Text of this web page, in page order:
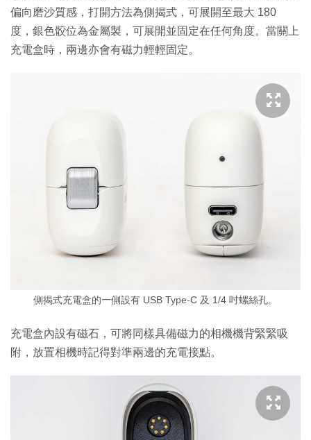
偏向磨沙質感，打開方法為側揭式，可展開至最大 180
度，銀色骹位為金屬製，可展開並固定在任何角度。當關上
充電盒時，兩邊亦會有磁力輕輕固定。
側揭式充電盒的一側設有 USB Type-C 及 1/4 吋螺絲孔。
充電盒內設有磁石，可將同樣具備磁力的相機機背緊緊吸
附，放置相機時記得對準兩邊的充電接點。